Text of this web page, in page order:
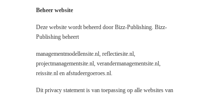
Beheer website
Deze website wordt beheerd door Bizz-Publishing. Bizz-
Publishing beheert
managementmodellensite.nl, reflectiesite.nl,
projectmanagementsite.nl, verandermanagementsite.nl,
reissite.nl en afstudeergoeroes.nl.
Dit privacy statement is van toepassing op alle websites van